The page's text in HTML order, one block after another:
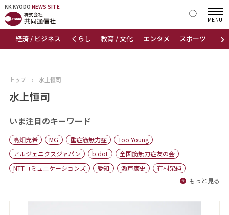
KK KYODO NEWS SITE
›
経済 / ビジネス くらし 教育 / 文化 エンタメ スポーツ 地域
MENU
KK KYODONEWS SITE
トップページ
ニュース
おすすめコンテンツ
出版物
会社概要
トップ › 水上恒司
水上恒司
いま注目のキーワード
高畑充希 MG 重症筋無力症
Too Young
アルジェニクスジャパン
b.dot
全国筋無力症友の会
NTTコミュニケーションズ
愛知 瀬戸康史
有村架純
もっと見る